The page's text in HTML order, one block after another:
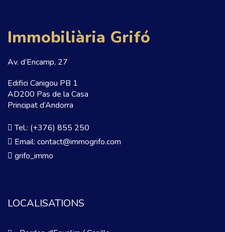
Immobiliària Grifó
Av. d’Encamp, 27
Edifici Canigou PB 1
AD200 Pas de la Casa
Principat d’Andorra
Tel.: (+376) 855 250
Email: contact@immogrifo.com
grifo_immo
LOCALISATIONS